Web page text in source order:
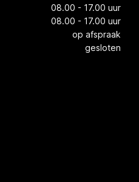
08.00 - 17.00 uur
08.00 - 17.00 uur
op afspraak
gesloten